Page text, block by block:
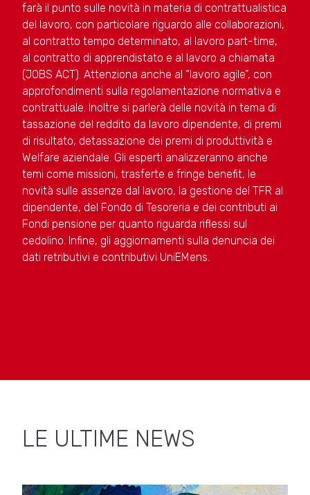
farà il punto sulle novità in materia di contrattualistica
del lavoro, con particolare riguardo alle collaborazioni,
al contratto tempo determinato, al lavoro part-time,
al contratto di apprendistato e al lavoro a chiamata
(JOBS ACT). Attenziona anche al “lavoro agile”, con
approfondimenti sulla regolamentazione normativa e
contrattuale. Inoltre si parlerà delle novità in tema di
tassazione del reddito da lavoro dipendente, di premi
di risultato, detassazione dei premi di produttività e
Welfare aziendale. Gli esperti analizzeranno anche
temi come missioni, trasferte e fringe benefit, le
novità sulle assenze dal lavoro, la gestione del TFR al
dipendente, del Fondo di Tesoreria e dei contributi ai
Fondi pensione per quanto riguarda riflessi sul
cedolino. Infine, gli aggiornamenti sulla denuncia dei
dati retributivi e contributivi UniEMens.
LE ULTIME NEWS